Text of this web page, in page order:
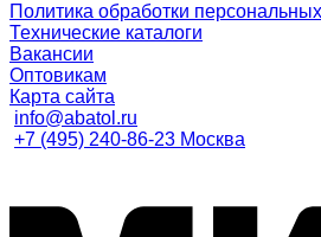
Политика обработки
Технические каталоги
Вакансии
Оптовикам
Карта сайта
info@abatol.ru
+7 (495) 240-86-23 Москва